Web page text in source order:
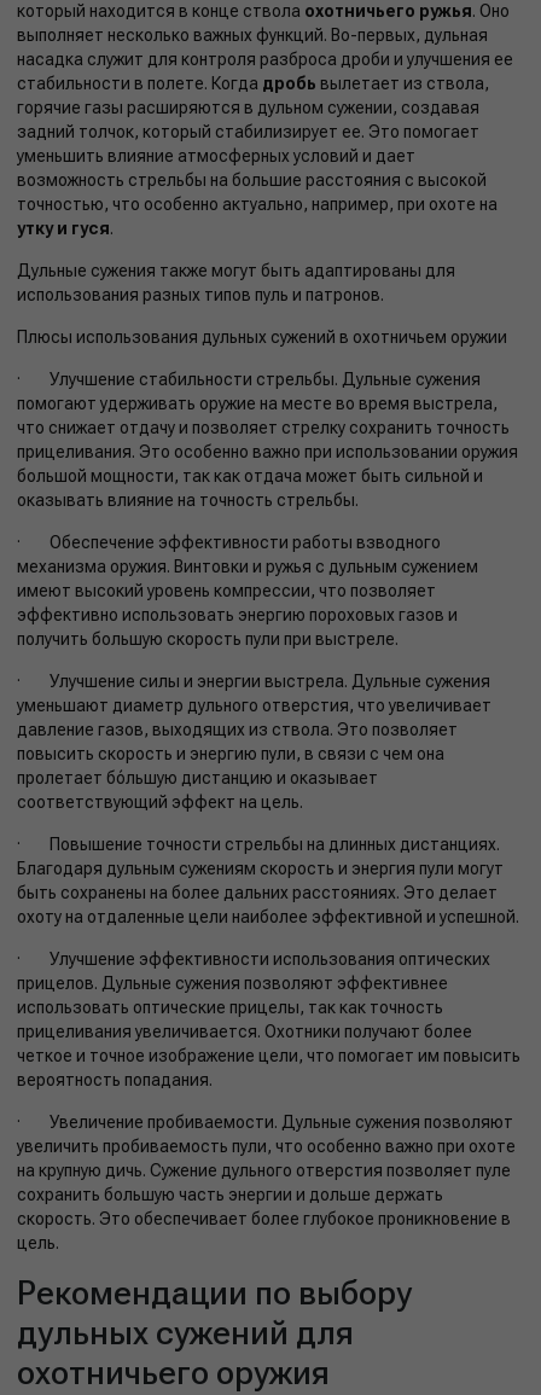
который находится в конце ствола охотничьего ружья. Оно
выполняет несколько важных функций. Во-первых, дульная
насадка служит для контроля разброса дроби и улучшения ее
стабильности в полете. Когда дробь вылетает из ствола,
горячие газы расширяются в дульном сужении, создавая
задний толчок, который стабилизирует ее. Это помогает
уменьшить влияние атмосферных условий и дает
возможность стрельбы на большие расстояния с высокой
точностью, что особенно актуально, например, при охоте на
утку и гуся.
Дульные сужения также могут быть адаптированы для
использования разных типов пуль и патронов.
Плюсы использования дульных сужений в охотничьем оружии
· Улучшение стабильности стрельбы. Дульные сужения
помогают удерживать оружие на месте во время выстрела,
что снижает отдачу и позволяет стрелку сохранить точность
прицеливания. Это особенно важно при использовании оружия
большой мощности, так как отдача может быть сильной и
оказывать влияние на точность стрельбы.
· Обеспечение эффективности работы взводного
механизма оружия. Винтовки и ружья с дульным сужением
имеют высокий уровень компрессии, что позволяет
эффективно использовать энергию пороховых газов и
получить большую скорость пули при выстреле.
· Улучшение силы и энергии выстрела. Дульные сужения
уменьшают диаметр дульного отверстия, что увеличивает
давление газов, выходящих из ствола. Это позволяет
повысить скорость и энергию пули, в связи с чем она
пролетает бóльшую дистанцию и оказывает
соответствующий эффект на цель.
· Повышение точности стрельбы на длинных дистанциях.
Благодаря дульным сужениям скорость и энергия пули могут
быть сохранены на более дальних расстояниях. Это делает
охоту на отдаленные цели наиболее эффективной и успешной.
· Улучшение эффективности использования оптических
прицелов. Дульные сужения позволяют эффективнее
использовать оптические прицелы, так как точность
прицеливания увеличивается. Охотники получают более
четкое и точное изображение цели, что помогает им повысить
вероятность попадания.
· Увеличение пробиваемости. Дульные сужения позволяют
увеличить пробиваемость пули, что особенно важно при охоте
на крупную дичь. Сужение дульного отверстия позволяет пуле
сохранить большую часть энергии и дольше держать
скорость. Это обеспечивает более глубокое проникновение в
цель.
Рекомендации по выбору
дульных сужений для
охотничьего оружия